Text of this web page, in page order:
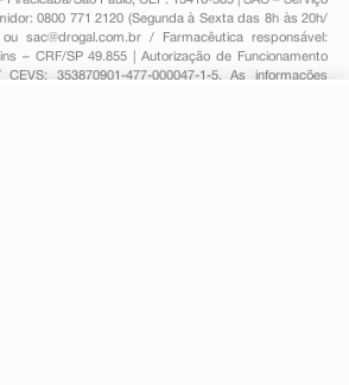
0800 771 2120 (Segunda à Sexta das 8h às 20h/
ou sac@drogal.com.br/ Farmacêutica responsável:
– CRF/SP 49.855 | Autorização de Funcionamento
353870901-477-000047-1-5. As informações